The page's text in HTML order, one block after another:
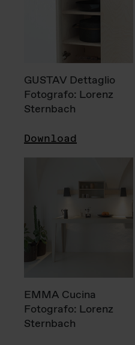
GUSTAV Dettaglio
Fotografo: Lorenz
Sternbach
Download
EMMA Cucina
Fotografo: Lorenz
Sternbach